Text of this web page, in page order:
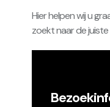
Hier helpen wij u
zoekt naar de